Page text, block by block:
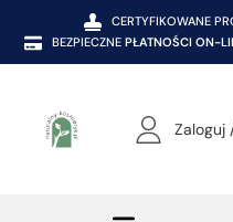
CERTYFIKOWANE
BEZPIECZNE PŁATNOŚCI ON-
Zaloguj